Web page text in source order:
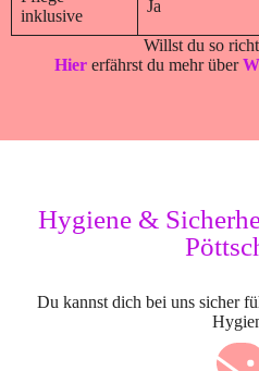
inklusive
Ja
Willst du so
Hiererfährst du mehr über
Hygiene &
Du kannst dich bei uns sicher